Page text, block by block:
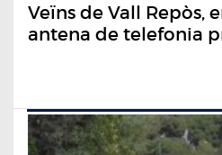
Veïns de Vall Repòs,
antena de telefonia